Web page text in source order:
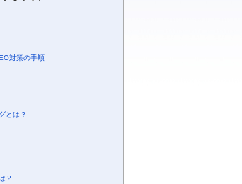
対策の手順
とは？
？